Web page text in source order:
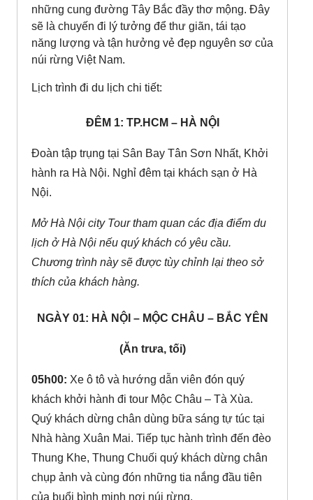
những cung đường Tây Bắc đầy thơ mộng. Đây
sẽ là chuyến đi lý tưởng để thư giãn, tái tạo
năng lượng và tận hưởng vẻ đẹp nguyên sơ của
núi rừng Việt Nam.
Lịch trình đi du lịch chi tiết:
ĐÊM 1: TP.HCM – HÀ NỘI
Đoàn tập trụng tại Sân Bay Tân Sơn Nhất, Khởi
hành ra Hà Nội. Nghỉ đêm tại khách sạn ở Hà
Nội.
Mở Hà Nội city Tour tham quan các địa điểm du
lịch ở Hà Nội nếu quý khách có yêu cầu.
Chương trình này sẽ được tùy chỉnh lại theo sở
thích của khách hàng.
NGÀY 01: HÀ NỘI – MỘC CHÂU – BẮC YÊN
(Ăn trưa, tối)
05h00: Xe ô tô và hướng dẫn viên đón quý
khách khởi hành đi tour Mộc Châu – Tà Xùa.
Quý khách dừng chân dùng bữa sáng tự túc tại
Nhà hàng Xuân Mai. Tiếp tục hành trình đến đèo
Thung Khe, Thung Chuối quý khách dừng chân
chụp ảnh và cùng đón những tia nắng đầu tiên
của buổi bình minh nơi núi rừng.